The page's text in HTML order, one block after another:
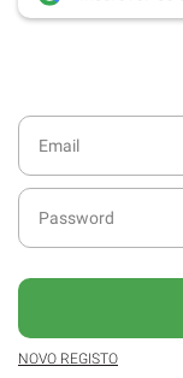
desde
diário
no
NOVO REGISTO